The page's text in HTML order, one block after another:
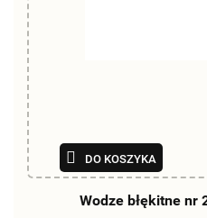
DO KOSZYKA
Wodze błękitne nr